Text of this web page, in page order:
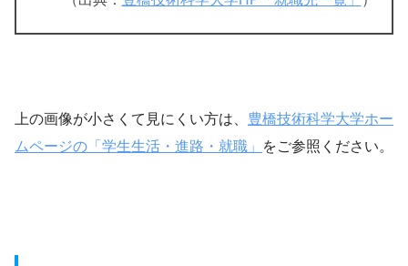
上の画像が小さくて見にくい方は、 豊橋技術科学大学ホー
ムページの「学生生活・進路・就職」
をご参照ください。